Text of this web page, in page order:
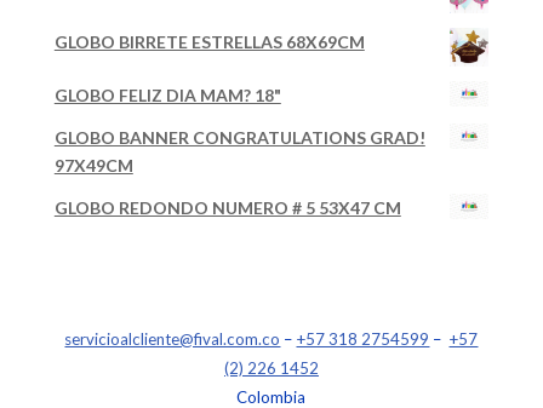
GLOBO BIRRETE ESTRELLAS 68X69CM
GLOBO FELIZ DIA MAM? 18"
GLOBO BANNER CONGRATULATIONS GRAD!
97X49CM
GLOBO REDONDO NUMERO # 5 53X47 CM
servicioalcliente@fival.com.co – +57 318 2754599 – +57
(2) 226 1452
Colombia